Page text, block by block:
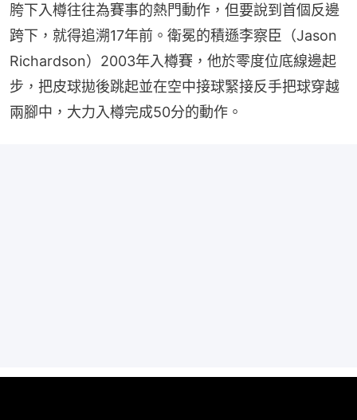
胯下入樽往往為賽事的熱門動作，但要說到首個反邊
跨下，就得追溯17年前。衛冕的積遜李察臣（Jason
Richardson）2003年入樽賽，他於零度位底線邊起
步，把皮球拋後跳起並在空中接球緊接反手把球穿越
兩腳中，大力入樽完成50分的動作。